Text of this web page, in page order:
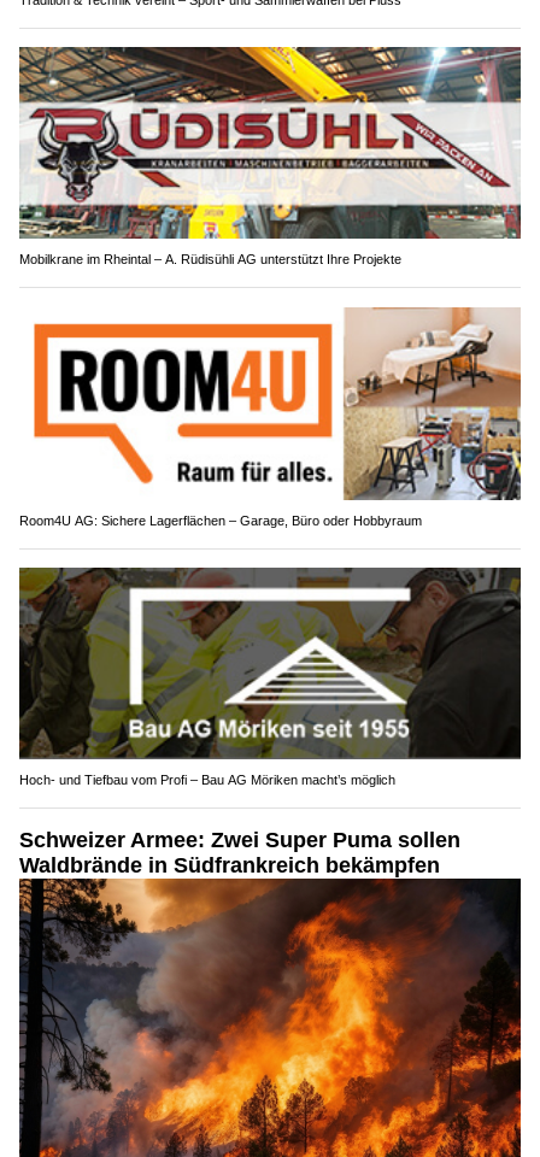
Mobilkrane im Rheintal – A. Rüdisühli AG unterstützt Ihre Projekte
Room4U AG: Sichere Lagerflächen – Garage, Büro oder Hobbyraum
Hoch- und Tiefbau vom Profi – Bau AG Möriken macht’s möglich
Schweizer Armee: Zwei Super Puma sollen
Waldbrände in Südfrankreich bekämpfen